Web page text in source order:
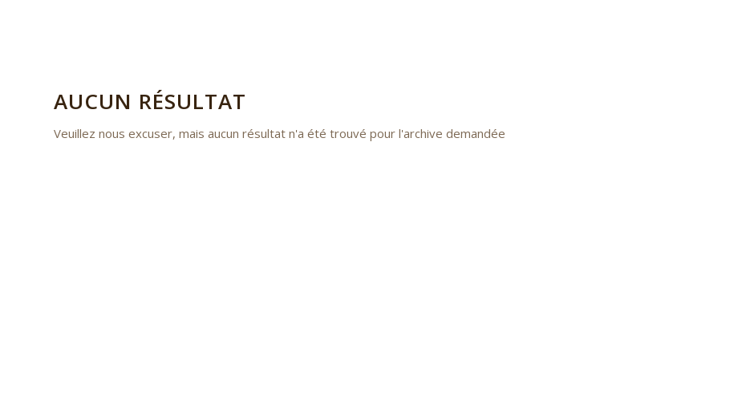
AUCUN RÉSULTAT
Veuillez nous excuser, mais aucun résultat n'a été trouvé pour l'archive demandée